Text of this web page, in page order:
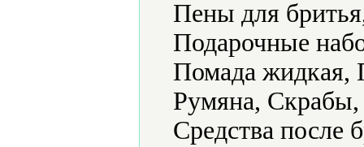
Пены для
Подарочные
Помада жидкая,
Румяна, Скрабы,
Средства после